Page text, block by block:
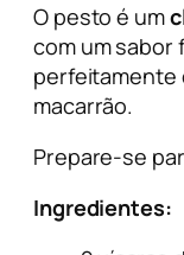
O pesto é um
com um sabor
perfeitamente
macarrão.
Prepare-se
Ingredientes: